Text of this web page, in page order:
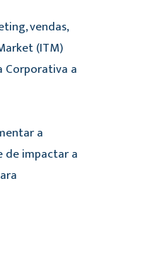
vendas,
(ITM)
Corporativa a
a
de impactar a